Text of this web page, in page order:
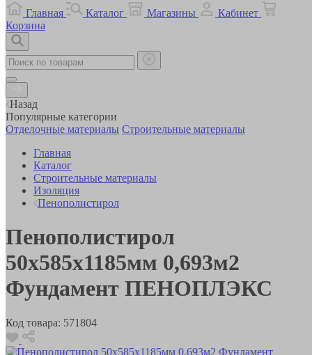
Главная
Каталог Магазины
Кабинет
Корзина
Назад
Популярные категории
Отделочные материалы Строительные материалы
Главная
Каталог
Строительные материалы
Изоляция
Пенополистирол
Пенополистирол
50х585х1185мм 0,693м2
Фундамент ПЕНОПЛЭКС
Код товара: 571804